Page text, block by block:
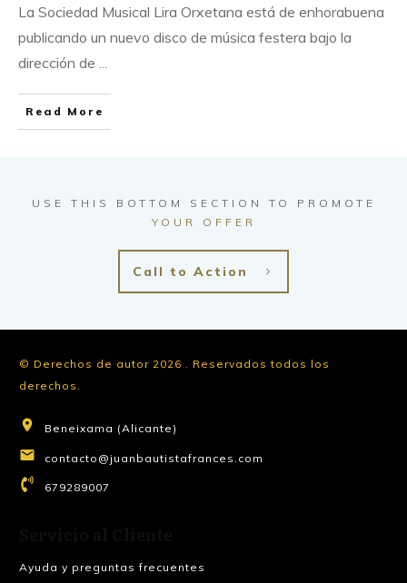
La Sociedad Musical Lira Orxetana está de enhorabuena
publicando un nuevo disco de música festera bajo la
dirección de
Read More
USE THIS BOTTOM SECTION TO PROMOTE
YOUR OFFER
Call to Action
© Derechos de autor 2026
Reservados todos los
derechos.
Beneixama (Alicante)
contacto@juanbautistafrances.com
679289007
Ayuda y preguntas frecuentes